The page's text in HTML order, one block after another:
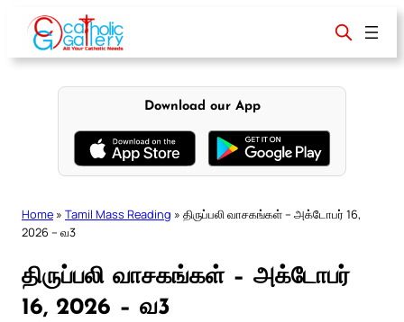
content
Download our App
Home » Tamil Mass Reading » திருப்பலி வாசகங்கள் – அக்டோபர் 16,
2026 – வ3
திருப்பலி வாசகங்கள் – அக்டோபர்
16, 2026 – வ3